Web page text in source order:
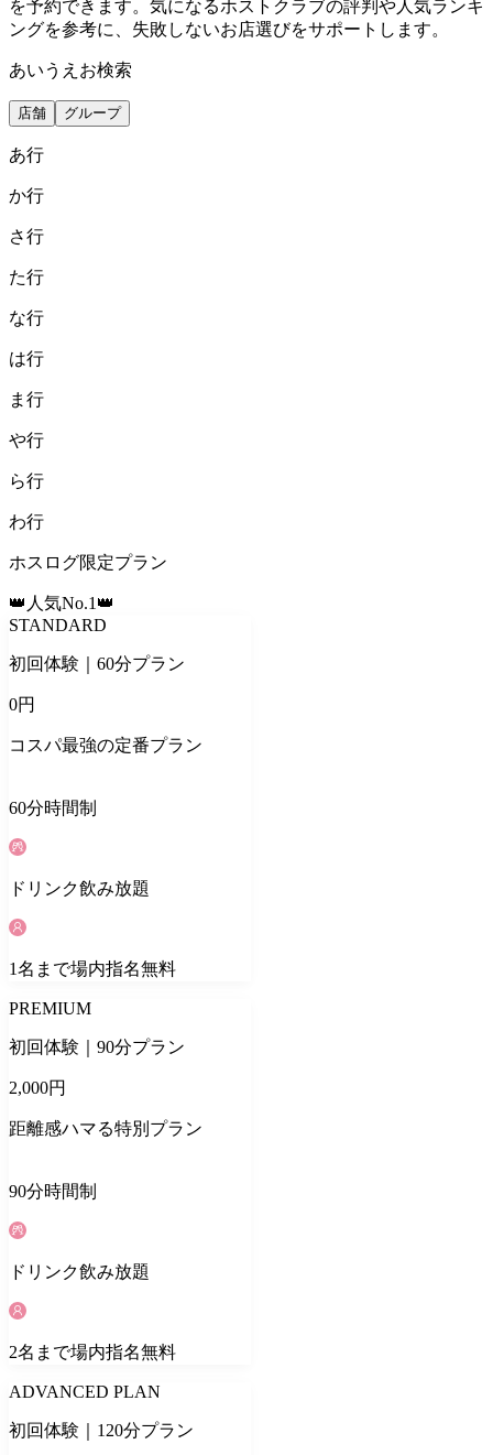
を予約できます。気になるホストクラブの評判や人気ランキ
ングを参考に、失敗しないお店選びをサポートします。
あいうえお検索
店舗 グループ
あ行
か行
さ行
た行
な行
は行
ま 行
や行
ら行
わ行
ホスログ限定プラン
👑人気No.1👑
STANDARD
初回体験｜60分プラン
0円
コスパ最強の定番プラン
60分時間制
ドリンク飲み放題
1名 まで場内指名無料
PREMIUM
初回体験｜90分プラン
2,000円
距離感ハマる特別プラン
90分時間制
ドリンク飲み放題
2名 まで場内指名無料
ADVANCED PLAN
初回体験｜120分プラン